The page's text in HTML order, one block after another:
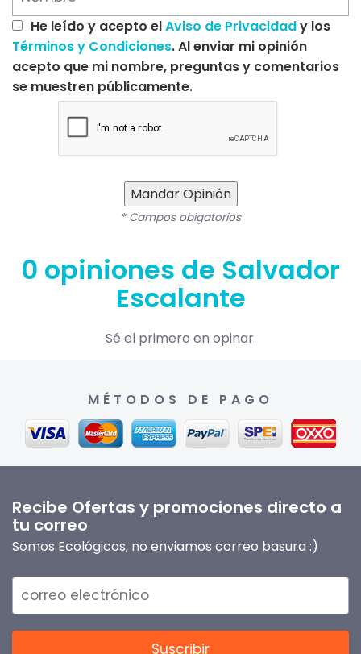
He leído y acepto elAviso de Privacidady los
Términos y Condiciones. Al enviar mi opinión
acepto que mi nombre, preguntas y comentarios
se muestren públicamente.
Mandar Opinión
* Campos obigatorios
0 opiniones de Salvador
Escalante
Sé el primero en opinar.
MÉTODOS DE PAGO
Recibe Ofertas y promociones directo a
tu correo
Somos Ecológicos, no enviamos correo basura :)